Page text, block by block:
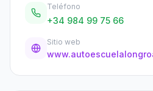
Teléfono
+34 984 99 75 66
Sitio web